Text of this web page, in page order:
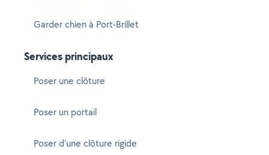
Garder chien à Port-Brillet
Services principaux
Poser une clôture
Poser un portail
Poser d'une clôture rigide